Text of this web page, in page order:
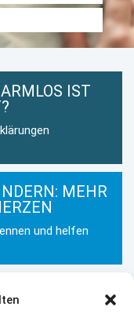
IST
MEHR
und helfen
WINTER: SO
UND